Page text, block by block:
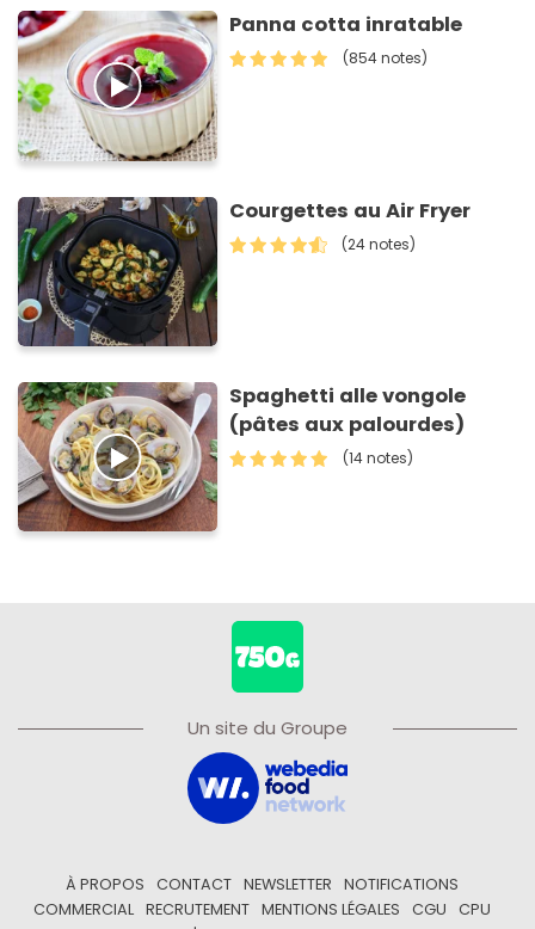
Panna cotta inratable
(854 notes)
Courgettes au Air Fryer
(24 notes)
Spaghetti alle vongole
(pâtes aux palourdes)
(14 notes)
Un site du Groupe
À PROPOS CONTACT NEWSLETTER
NOTIFICATIONS
COMMERCIAL
RECRUTEMENT MENTIONS LÉGALES CGU
CPU